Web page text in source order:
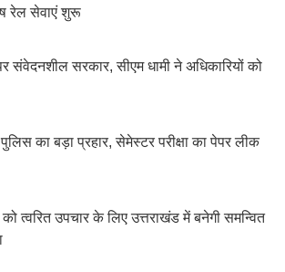
रेल सेवाएं शुरू
संवेदनशील सरकार, सीएम धामी ने अधिकारियों को
का बड़ा प्रहार, सेमेस्टर परीक्षा का पेपर लीक
त्वरित उपचार के लिए उत्तराखंड में बनेगी समन्वित